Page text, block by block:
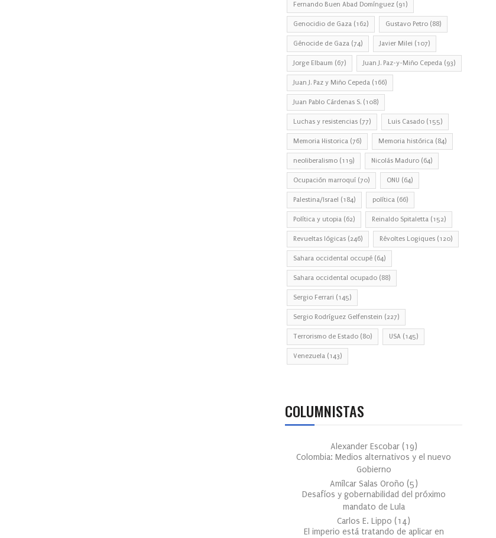
Fernando Buen Abad Domínguez (91)
Genocidio de Gaza (162) Gustavo Petro (88)
Génocide de Gaza (74) Javier Milei (107)
Jorge Elbaum (67) Juan J. Paz-y-Miño Cepeda (93)
Juan J. Paz y Miño Cepeda (166)
Juan Pablo Cárdenas S. (108)
Luchas y resistencias (77) Luis Casado (155)
Memoria Historica (76) Memoria histórica (84)
neoliberalismo (119) Nicolás Maduro (64)
Ocupación marroquí (70) ONU (64)
Palestina/Israel (184) política (66)
Política y utopia (62) Reinaldo Spitaletta (152)
Revueltas lógicas (246) Révoltes Logiques (120)
Sahara occidental occupé (64)
Sahara occidental ocupado (88)
Sergio Ferrari (145)
Sergio Rodríguez Gelfenstein (227)
Terrorismo de Estado (80) USA (145)
Venezuela (143)
COLUMNISTAS
Alexander Escobar (19)
Colombia: Medios alternativos y el nuevo
Gobierno
Amílcar Salas Oroño (5)
Desafíos y gobernabilidad del próximo
mandato de Lula
Carlos E. Lippo (14)
El imperio está tratando de aplicar en